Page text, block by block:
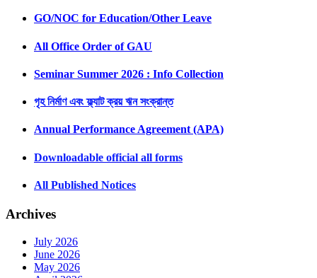
GO/NOC for Education/Other Leave
All Office Order of GAU
Seminar Summer 2026 : Info Collection
গৃহ নির্মাণ এবং ফ্ল্যাট ক্রয় ঋন সংক্রান্ত
Annual Performance Agreement (APA)
Downloadable official all forms
All Published Notices
Archives
July 2026
June 2026
May 2026